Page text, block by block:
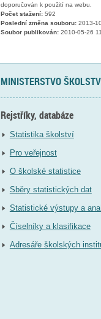
doporučován k použití na webu.
Počet stažení:592
Poslední změna souboru:2013-
Soubor publikován:2010-05-26
MINISTERSTVO
Rejstříky, databáze
Statistika školství
Pro veřejnost
O školské statistice
Sběry statistických dat
Statistické výstupy a
Číselníky a klasifikace
Adresáře školských